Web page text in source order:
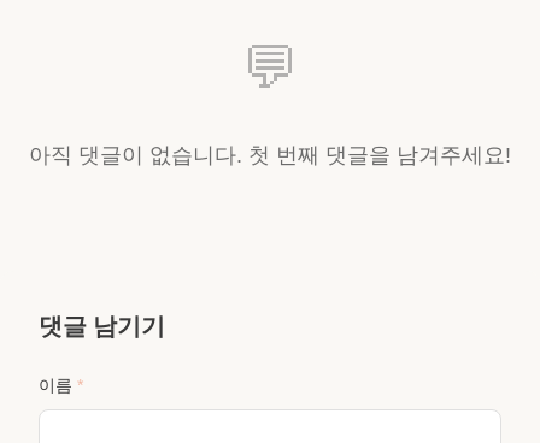
💬
아직 댓글이 없습니다. 첫 번째 댓글을 남겨주세요!
댓글 남기기
이름 *